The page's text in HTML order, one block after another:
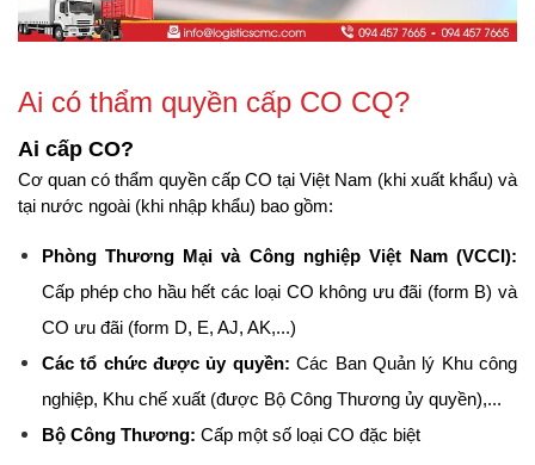
Ai có thẩm quyền cấp CO CQ?
Ai cấp CO?
Cơ quan có thẩm quyền cấp CO tại Việt Nam (khi xuất khẩu) và
tại nước ngoài (khi nhập khẩu) bao gồm:
Phòng Thương Mại và Công nghiệp Việt Nam (VCCI):
Cấp phép cho hầu hết các loại CO không ưu đãi (form B) và
CO ưu đãi (form D, E, AJ, AK,...)
Các tổ chức được ủy quyền: Các Ban Quản lý Khu công
nghiệp, Khu chế xuất (được Bộ Công Thương ủy quyền),...
Bộ Công Thương: Cấp một số loại CO đặc biệt